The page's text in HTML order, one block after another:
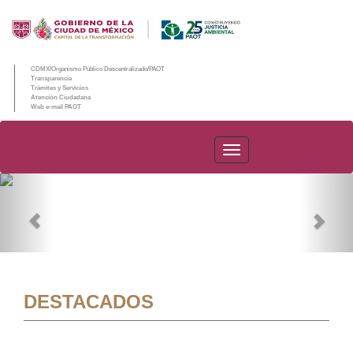
CDMX/Organismo Público Descentralizado/PAOT
Transparencia
Trámites y Servicios
Atención Ciudadana
Web e-mail PAOT
PAOT
DESTACADOS